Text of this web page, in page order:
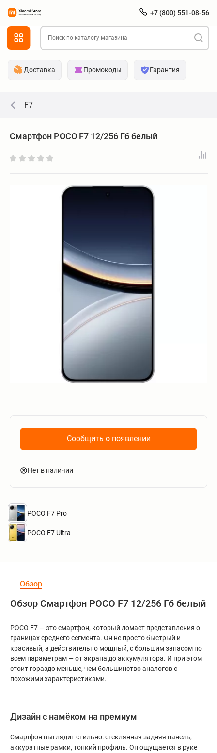
+7 (800) 551-08-56
Доставка Промокоды Гарантия
F7
Смартфон POCO F7 12/256 Гб белый
Сообщить о появлении
Нет в наличии
POCO F7 Pro
POCO F7 Ultra
Обзор
Обзор Смартфон POCO F7 12/256 Гб белый
POCO F7 — это смартфон, который ломает представления о
границах среднего сегмента. Он не просто быстрый и
красивый, а действительно мощный, с большим запасом по
всем параметрам — от экрана до аккумулятора. И при этом
стоит гораздо меньше, чем большинство аналогов с
похожими характеристиками.
Дизайн с намёком на премиум
Смартфон выглядит стильно: стеклянная задняя панель,
аккуратные рамки, тонкий профиль. Он ощущается в руке